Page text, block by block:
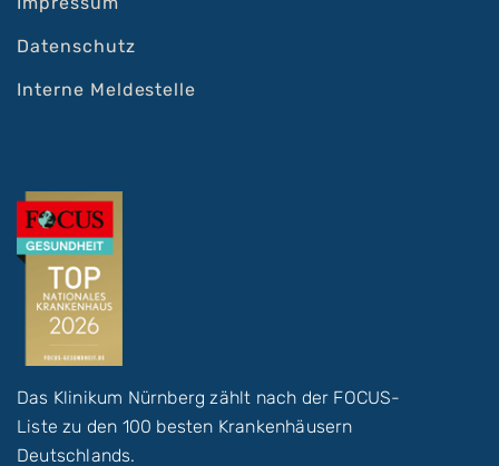
Datenschutz
Interne Meldestelle
Das Klinikum Nürnberg zählt nach der FOCUS-
Liste zu den 100 besten Krankenhäusern
Deutschlands.